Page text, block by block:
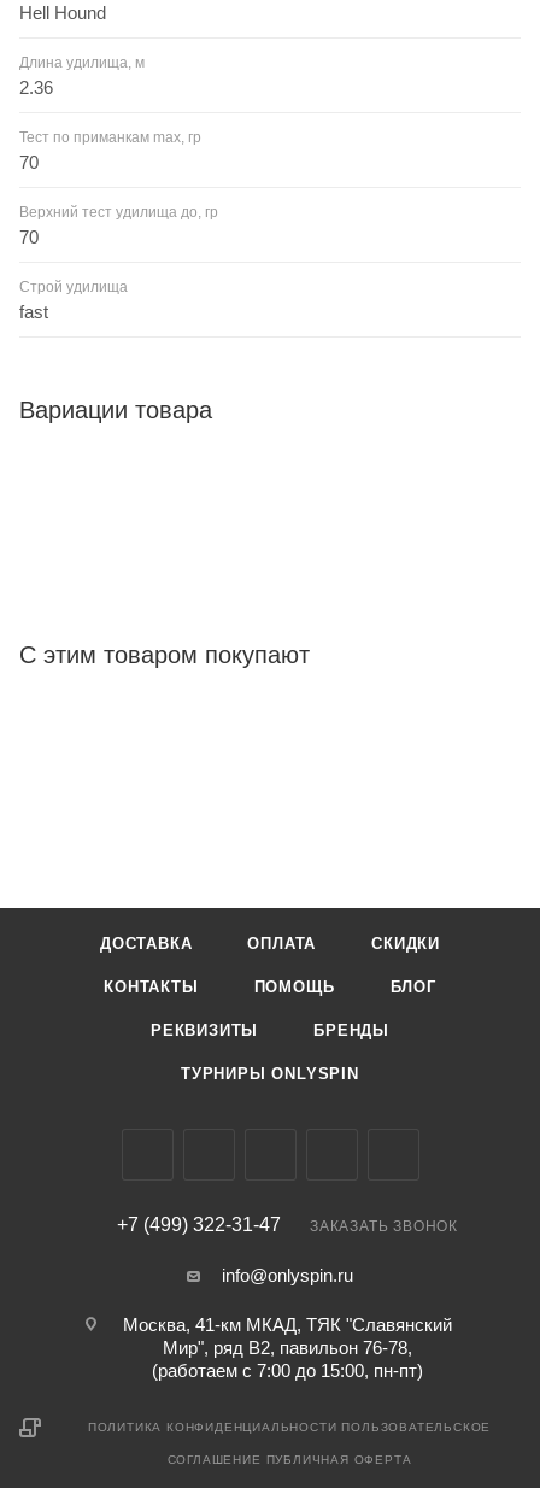
Hell Hound
Длина удилища, м
2.36
Тест по приманкам max, гр
70
Верхний тест удилища до, гр
70
Строй удилища
fast
Вариации товара
С этим товаром покупают
ДОСТАВКА ОПЛАТА СКИДКИ
КОНТАКТЫ ПОМОЩЬ БЛОГ
РЕКВИЗИТЫ БРЕНДЫ
ТУРНИРЫ ONLYSPIN
+7 (499) 322-31-47 ЗАКАЗАТЬ ЗВОНОК
info@onlyspin.ru
Москва, 41-км МКАД, ТЯК "Славянский
Мир", ряд В2, павильон 76-78,
(работаем с 7:00 до 15:00, пн-пт)
ПОЛИТИКА КОНФИДЕНЦИАЛЬНОСТИ ПОЛЬЗОВАТЕЛЬСКОЕ
СОГЛАШЕНИЕ ПУБЛИЧНАЯ ОФЕРТА